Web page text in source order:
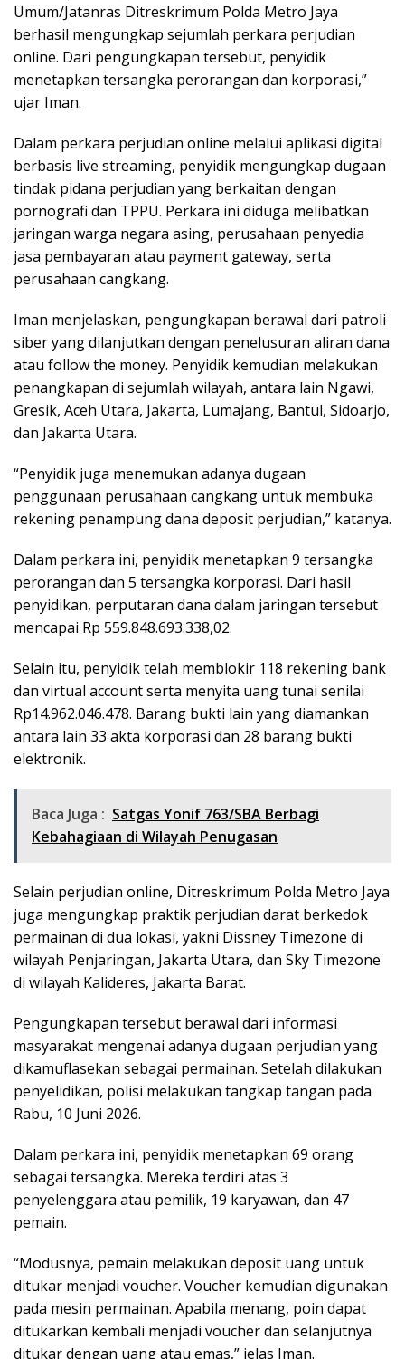
Umum/Jatanras Ditreskrimum Polda Metro Jaya
berhasil mengungkap sejumlah perkara perjudian
online. Dari pengungkapan tersebut, penyidik
menetapkan tersangka perorangan dan korporasi,”
ujar Iman.
Dalam perkara perjudian online melalui aplikasi digital
berbasis live streaming, penyidik mengungkap dugaan
tindak pidana perjudian yang berkaitan dengan
pornografi dan TPPU. Perkara ini diduga melibatkan
jaringan warga negara asing, perusahaan penyedia
jasa pembayaran atau payment gateway, serta
perusahaan cangkang.
Iman menjelaskan, pengungkapan berawal dari patroli
siber yang dilanjutkan dengan penelusuran aliran dana
atau follow the money. Penyidik kemudian melakukan
penangkapan di sejumlah wilayah, antara lain Ngawi,
Gresik, Aceh Utara, Jakarta, Lumajang, Bantul, Sidoarjo,
dan Jakarta Utara.
“Penyidik juga menemukan adanya dugaan
penggunaan perusahaan cangkang untuk membuka
rekening penampung dana deposit perjudian,” katanya.
Dalam perkara ini, penyidik menetapkan 9 tersangka
perorangan dan 5 tersangka korporasi. Dari hasil
penyidikan, perputaran dana dalam jaringan tersebut
mencapai Rp 559.848.693.338,02.
Selain itu, penyidik telah memblokir 118 rekening bank
dan virtual account serta menyita uang tunai senilai
Rp14.962.046.478. Barang bukti lain yang diamankan
antara lain 33 akta korporasi dan 28 barang bukti
elektronik.
Baca Juga : Satgas Yonif 763/SBA Berbagi
Kebahagiaan di Wilayah Penugasan
Selain perjudian online, Ditreskrimum Polda Metro Jaya
juga mengungkap praktik perjudian darat berkedok
permainan di dua lokasi, yakni Dissney Timezone di
wilayah Penjaringan, Jakarta Utara, dan Sky Timezone
di wilayah Kalideres, Jakarta Barat.
Pengungkapan tersebut berawal dari informasi
masyarakat mengenai adanya dugaan perjudian yang
dikamuflasekan sebagai permainan. Setelah dilakukan
penyelidikan, polisi melakukan tangkap tangan pada
Rabu, 10 Juni 2026.
Dalam perkara ini, penyidik menetapkan 69 orang
sebagai tersangka. Mereka terdiri atas 3
penyelenggara atau pemilik, 19 karyawan, dan 47
pemain.
“Modusnya, pemain melakukan deposit uang untuk
ditukar menjadi voucher. Voucher kemudian digunakan
pada mesin permainan. Apabila menang, poin dapat
ditukarkan kembali menjadi voucher dan selanjutnya
ditukar dengan uang atau emas,” jelas Iman.